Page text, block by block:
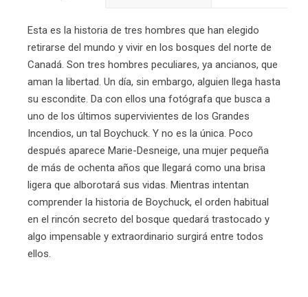
Esta es la historia de tres hombres que han elegido
retirarse del mundo y vivir en los bosques del norte de
Canadá. Son tres hombres peculiares, ya ancianos, que
aman la libertad. Un día, sin embargo, alguien llega hasta
su escondite. Da con ellos una fotógrafa que busca a
uno de los últimos supervivientes de los Grandes
Incendios, un tal Boychuck. Y no es la única. Poco
después aparece Marie-Desneige, una mujer pequeña
de más de ochenta años que llegará como una brisa
ligera que alborotará sus vidas. Mientras intentan
comprender la historia de Boychuck, el orden habitual
en el rincón secreto del bosque quedará trastocado y
algo impensable y extraordinario surgirá entre todos
ellos.